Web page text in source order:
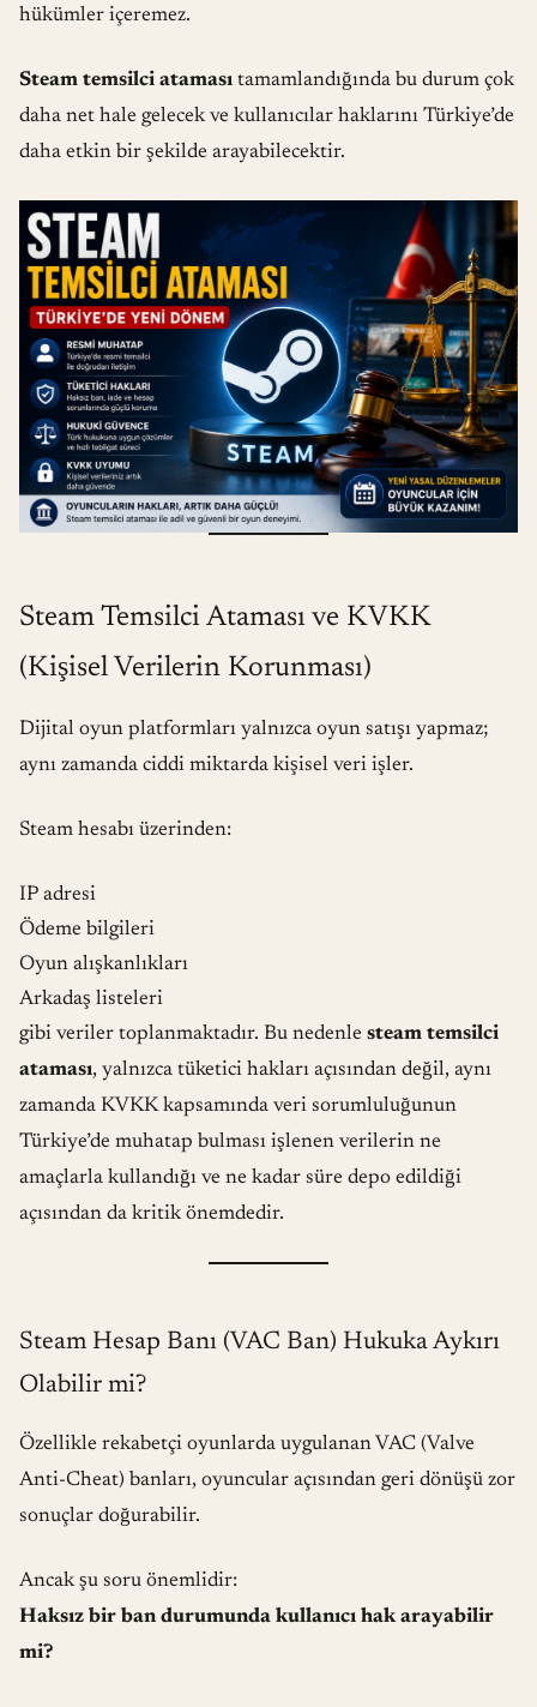
hükümler içeremez.
Steam temsilci ataması tamamlandığında bu durum çok
daha net hale gelecek ve kullanıcılar haklarını Türkiye’de
daha etkin bir şekilde arayabilecektir.
Steam Temsilci Ataması ve KVKK
(Kişisel Verilerin Korunması)
Dijital oyun platformları yalnızca oyun satışı yapmaz;
aynı zamanda ciddi miktarda kişisel veri işler.
Steam hesabı üzerinden:
IP adresi
Ödeme bilgileri
Oyun alışkanlıkları
Arkadaş listeleri
gibi veriler toplanmaktadır. Bu nedenle steam temsilci
ataması, yalnızca tüketici hakları açısından değil, aynı
zamanda KVKK kapsamında veri sorumluluğunun
Türkiye’de muhatap bulması işlenen verilerin ne
amaçlarla kullandığı ve ne kadar süre depo edildiği
açısından da kritik önemdedir.
Steam Hesap Banı (VAC Ban) Hukuka Aykırı
Olabilir mi?
Özellikle rekabetçi oyunlarda uygulanan VAC (Valve
Anti-Cheat) banları, oyuncular açısından geri dönüşü zor
sonuçlar doğurabilir.
Ancak şu soru önemlidir:
Haksız bir ban durumunda kullanıcı hak arayabilir
mi?